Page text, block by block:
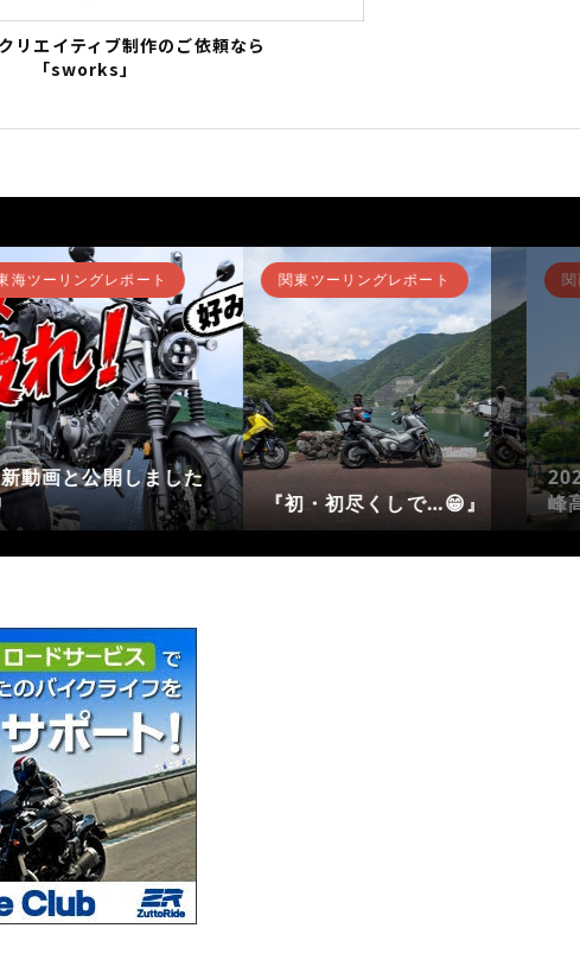
リエイティブ制作のご依頼なら
「sworks」
ーリングレポート
13 姫路城・砥
その他
なんでいつも日程が悪い
の…🥶
関西